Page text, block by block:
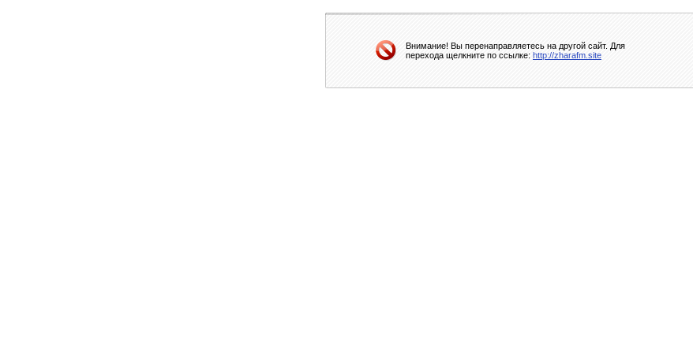
Внимание! Вы перенаправляетесь на другой сайт. Для
перехода щелкните по ссылке: http://zharafm.site